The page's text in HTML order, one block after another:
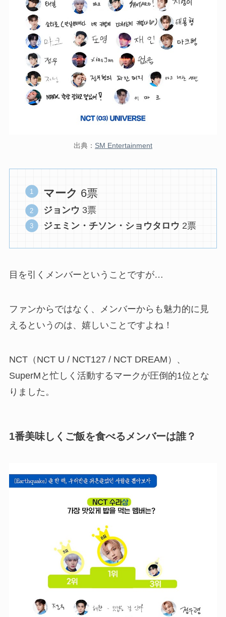
出典： SM Entertainment
マーク 6票
ジョンウ 3票
ジェミン・チソン・ショウタロウ 2票
目を引くメンバーということですが…
ファンからではなく、メンバーからも魅力的に見
えるというのは、嬉しいことですよね！
NCT（NCT U / NCT127 / NCT DREAM）、
SuperMと忙しく活動するマークが圧倒的1位とな
りました。
1番美味しくご飯を食べるメンバーは誰？